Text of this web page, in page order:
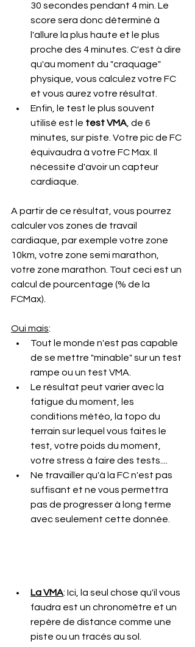
30 secondes pendant 4 min. Le
score sera donc déterminé à
l'allure la plus haute et le plus
proche des 4 minutes. C'est à dire
qu'au moment du "craquage"
physique, vous calculez votre FC
et vous aurez votre résultat.
Enfin, le test le plus souvent
utilisé est le test VMA , de 6
minutes, sur piste. Votre pic de FC
équivaudra à votre FC Max. Il
nécessite d'avoir un capteur
cardiaque.
A partir de ce résultat, vous pourrez
calculer vos zones de travail
cardiaque, par exemple votre zone
10km, votre zone semi marathon,
votre zone marathon. Tout ceci est un
calcul de pourcentage (% de la
FCMax).
Oui mais:
Tout le monde n'est pas capable
de se mettre "minable" sur un test
rampe ou un test VMA.
Le résultat peut varier avec la
fatigue du moment, les
conditions météo, la topo du
terrain sur lequel vous faites le
test, votre poids du moment,
votre stress à faire des tests....
Ne travailler qu'à la FC n'est pas
suffisant et ne vous permettra
pas de progresser à long terme
avec seulement cette donnée.
La VMA: Ici, la seul chose qu'il vous
faudra est un chronomètre et un
repère de distance comme une
piste ou un tracés au sol.